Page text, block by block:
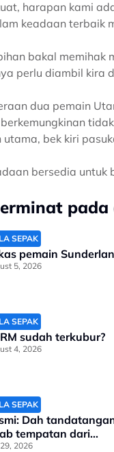
harapan kami
keadaan terbaik
bakal memihak
perlu diambil kira
dua pemain
bek kiri
bersedia untuk
SEPAK
pemain
5, 2026
SEPAK
sudah terkubur?
4, 2026
SEPAK
Dah
tempatan dari...
29, 2026